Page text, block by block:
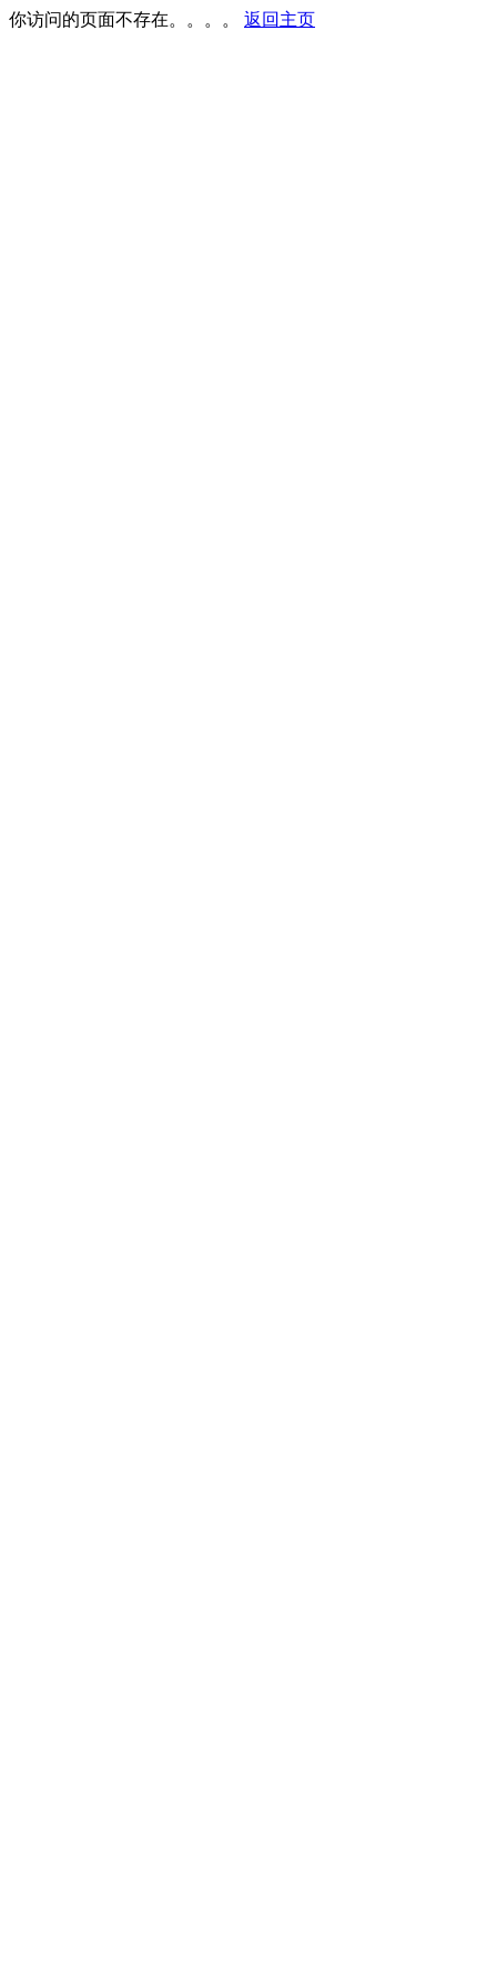
你访问的页面不存在。。。。 返回主页